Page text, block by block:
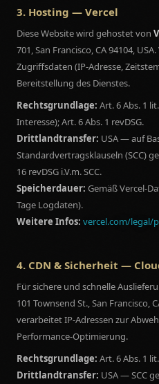
3. Hosting — Vercel
Diese Website wird gehostet von
701, San Francisco, CA 94104,
Zugriffsdaten (IP-Adresse,
Bereitstellung des Dienstes.
Rechtsgrundlage: Art. 6 Abs. 1
Interesse); Art. 6 Abs. 1 revDSG.
Drittlandtransfer: USA — auf
Standardvertragsklauseln (SCC)
16 revDSG i.V.m. SCC.
Speicherdauer: Gemäß Vercel-
Tage Logdaten).
Weitere Infos: vercel.com/legal/
4. CDN & Sicherheit —
Für sichere und schnelle
101 Townsend St., San Francisco,
verarbeitet IP-Adressen zur
Performance-Optimierung.
Rechtsgrundlage: Art. 6 Abs. 1
Drittlandtransfer: USA — SCC